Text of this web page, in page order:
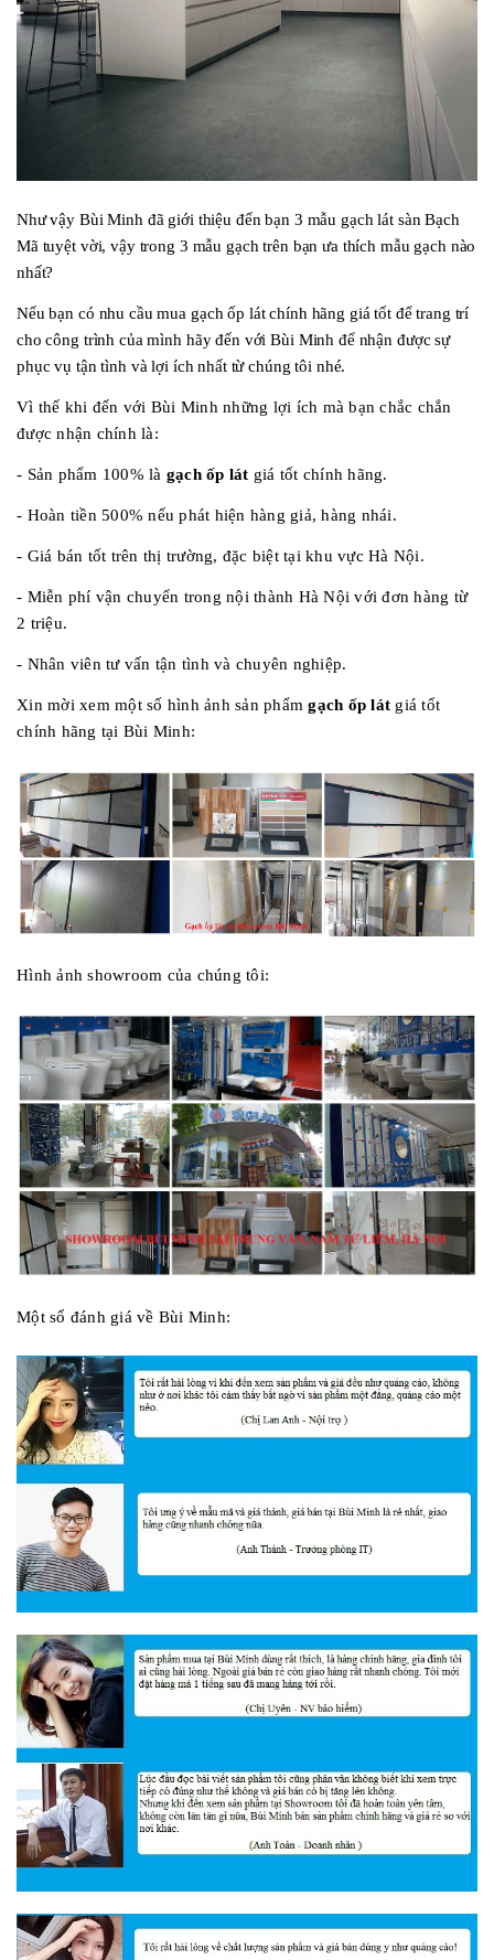
Như vậy Bùi Minh đã giới thiệu đến bạn 3 mẫu gạch lát sàn Bạch
Mã tuyệt vời, vậy trong 3 mẫu gạch trên bạn ưa thích mẫu gạch nào
nhất?
Nếu bạn có nhu cầu mua gạch ốp lát chính hãng giá tốt để trang trí
cho công trình của mình hãy đến với Bùi Minh để nhận được sự
phục vụ tận tình và lợi ích nhất từ chúng tôi nhé.
Vì thế khi đến với Bùi Minh những lợi ích mà bạn chắc chắn
được nhận chính là:
- Sản phẩm 100% là gạch ốp lát giá tốt chính hãng.
- Hoàn tiền 500% nếu phát hiện hàng giả, hàng nhái.
- Giá bán tốt trên thị trường, đặc biệt tại khu vực Hà Nội.
- Miễn phí vận chuyển trong nội thành Hà Nội với đơn hàng từ
2 triệu.
- Nhân viên tư vấn tận tình và chuyên nghiệp.
Xin mời xem một số hình ảnh sản phẩmgạch ốp lát giá tốt
chính hãng tại Bùi Minh:
Hình ảnh showroom của chúng tôi:
Một số đánh giá về Bùi Minh: